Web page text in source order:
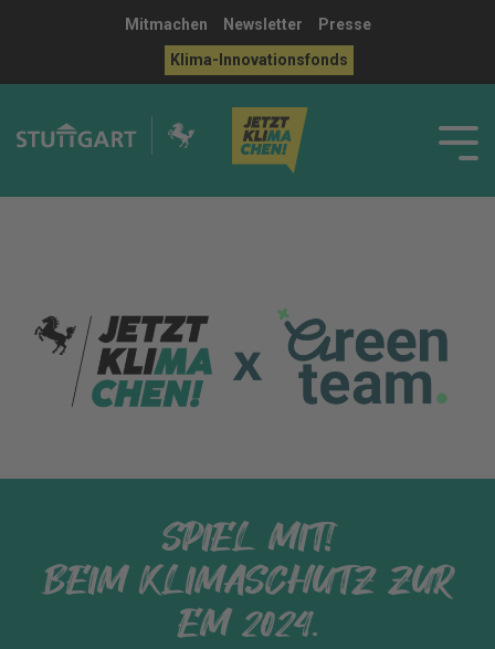
Mitmachen Newsletter
Presse
Klima-Innovationsfonds
SPIEL MIT!
BEIM KLIMASCHUTZ ZUR
EM 2024.